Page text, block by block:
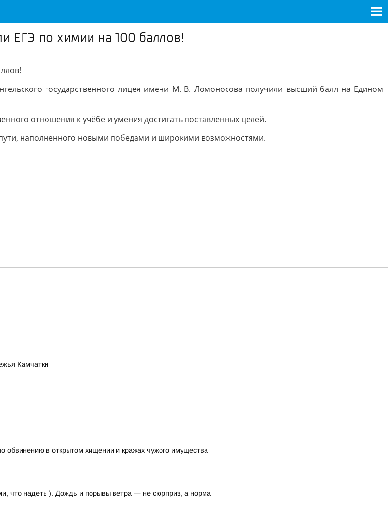
ЕГЭ по химии на 100 баллов!
государственного лицея имени М. В. Ломоносова получили высший балл на Едином
отношения к учёбе и умения достигать поставленных целей.
наполненного новыми победами и широкими возможностями.
Камчатки
обвинению в открытом хищении и кражах чужого имущества
что надеть ). Дождь и порывы ветра — не сюрприз, а норма